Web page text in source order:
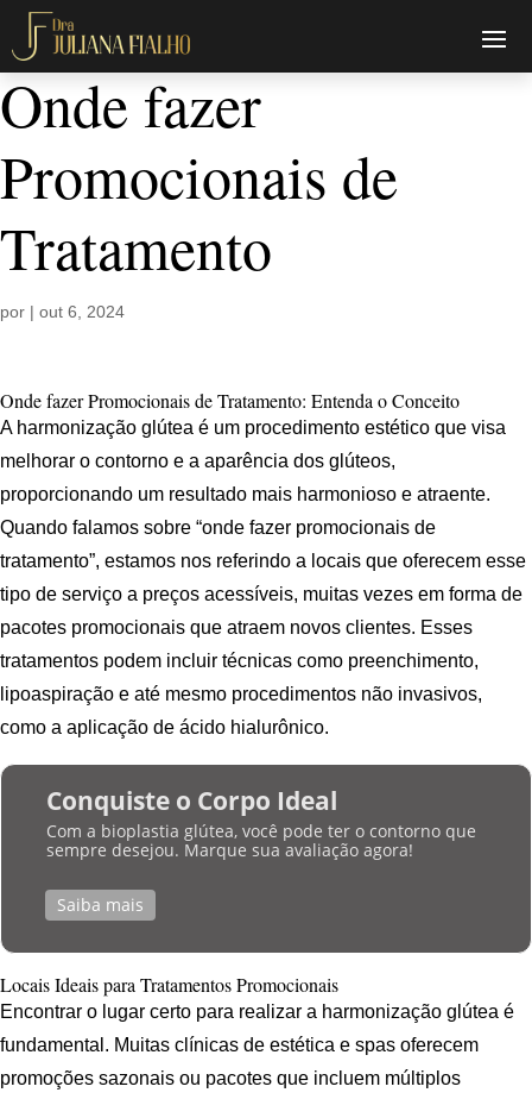
Onde fazer
Promocionais de
Tratamento
por | out 6, 2024
Onde fazer Promocionais de Tratamento: Entenda o Conceito
A harmonização glútea é um procedimento estético que visa
melhorar o contorno e a aparência dos glúteos,
proporcionando um resultado mais harmonioso e atraente.
Quando falamos sobre “onde fazer promocionais de
tratamento”, estamos nos referindo a locais que oferecem esse
tipo de serviço a preços acessíveis, muitas vezes em forma de
pacotes promocionais que atraem novos clientes. Esses
tratamentos podem incluir técnicas como preenchimento,
lipoaspiração e até mesmo procedimentos não invasivos,
como a aplicação de ácido hialurônico.
Conquiste o Corpo Ideal
Com a bioplastia glútea, você pode ter o contorno que
sempre desejou. Marque sua avaliação agora!
Saiba mais
Locais Ideais para Tratamentos Promocionais
Encontrar o lugar certo para realizar a harmonização glútea é
fundamental. Muitas clínicas de estética e spas oferecem
promoções sazonais ou pacotes que incluem múltiplos